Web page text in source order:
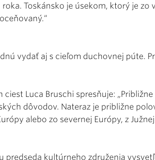
Toskánsko je úsekom, ktorý je zo
vydať aj s cieľom duchovnej púte.
Luca Bruschi spresňuje: „Približne
dôvodov. Nateraz je približne
alebo zo severnej Európy, z
predseda kultúrneho združenia